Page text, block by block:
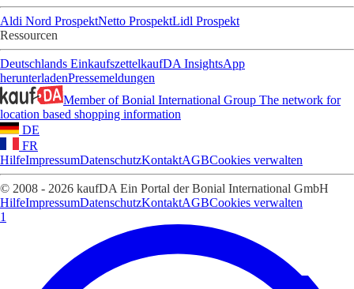
Aldi Nord ProspektNetto ProspektLidl Prospekt
Ressourcen
Deutschlands EinkaufszettelkaufDA InsightsApp
herunterladenPressemeldungen
Member of Bonial International Group The network for
location based shopping information
DE
FR
HilfeImpressumDatenschutzKontaktAGBCookies verwalten
© 2008 - 2026 kaufDA Ein Portal der Bonial International GmbH
HilfeImpressumDatenschutzKontaktAGBCookies verwalten
1